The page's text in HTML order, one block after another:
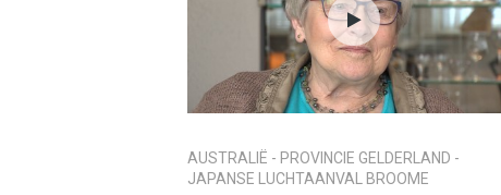
AUSTRALIË - PROVINCIE GELDERLAND -
JAPANSE LUCHTAANVAL BROOME